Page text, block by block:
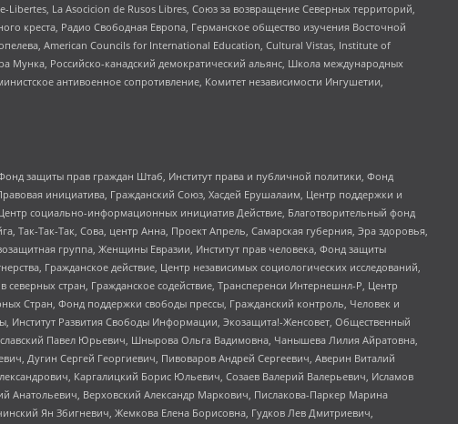
La Asocicion de Rusos Libres, Союз за возвращение Северных территорий,
креста, Радио Свободная Европа, Германское общество изучения Восточной
American Councils for International Education, Cultural Vistas, Institute of
Российско-канадский демократический альянс, Школа международных
антивоенное сопротивление, Комитет независимости Ингушетии,
защиты прав граждан Штаб, Институт права и публичной политики, Фонд
инициатива, Гражданский Союз, Хасдей Ерушалаим, Центр поддержки и
социально-информационных инициатив Действие, Благотворительный фонд
Так-Так, Сова, центр Анна, Проект Апрель, Самарская губерния, Эра здоровья,
группа, Женщины Евразии, Институт прав человека, Фонд защиты
Гражданское действие, Центр независимых социологических исследований,
стран, Гражданское содействие, Трансперенси Интернешнл-Р, Центр
Стран, Фонд поддержки свободы прессы, Гражданский контроль, Человек и
Институт Развития Свободы Информации, Экозащита!-Женсовет, Общественный
Павел Юрьевич, Шнырова Ольга Вадимовна, Чанышева Лилия Айратовна,
Дугин Сергей Георгиевич, Пивоваров Андрей Сергеевич, Аверин Виталий
Каргалицкий Борис Юльевич, Созаев Валерий Валерьевич, Исламов
Анатольевич, Верховский Александр Маркович, Пислакова-Паркер Марина
Ян Збигневич, Жемкова Елена Борисовна, Гудков Лев Дмитриевич,